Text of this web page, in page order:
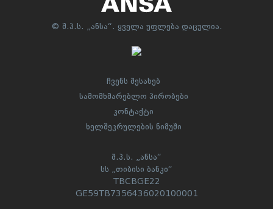
© შ.პ.ს. „ანსა“. ყველა უფლება დაცულია.
ჩვენს შესახებ
სამომხმარებლო პირობები
კონტაქტი
ხელშეკრულების ნიმუში
შ.პ.ს. „ანსა“
სს „თიბისი ბანკი“
TBCBGE22
GE59TB7356436020100001